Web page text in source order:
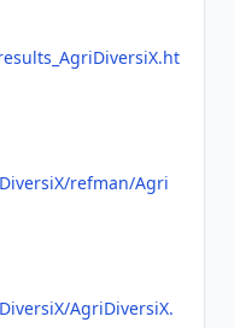
refman/Agri
AgriDiversiX.